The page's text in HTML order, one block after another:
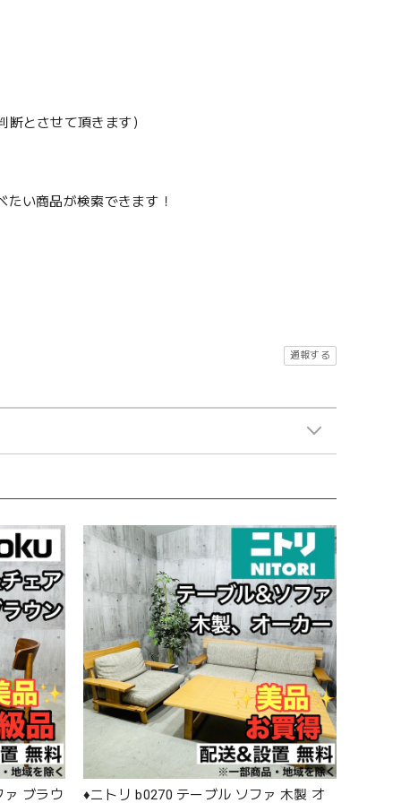
とさせて頂きます）
い商品が検索できます！
通報する
ァ ブラウ ♦️ニトリ b0270 テーブル ソファ 木製 オ